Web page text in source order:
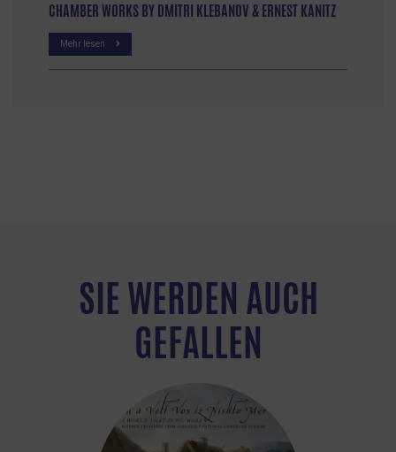
CHAMBER WORKS BY DMITRI KLEBANOV & ERNEST KANITZ
Mehr lesen
SIE WERDEN AUCH
GEFALLEN